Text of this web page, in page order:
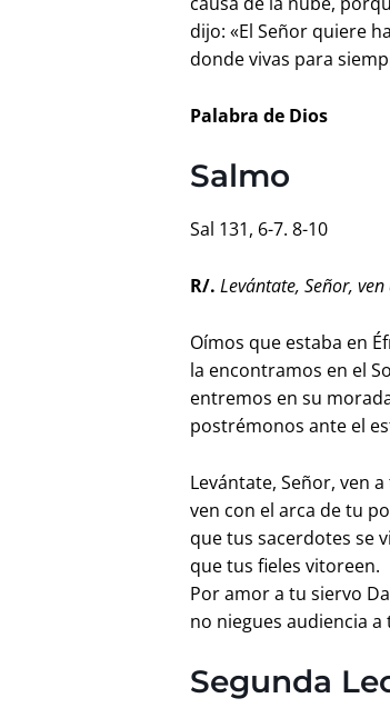
dijo: «El Señor quiere
donde vivas para
Palabra de Dios
Salmo
Sal 131, 6-7. 8-10
R/. Levántate, Señor,
Oímos que estaba en
la encontramos en el
entremos en su
postrémonos ante el
Levántate, Señor, ven
ven con el arca de tu
que tus sacerdotes se
que tus fieles vitoreen.
Por amor a tu siervo
no niegues audiencia a
Segunda